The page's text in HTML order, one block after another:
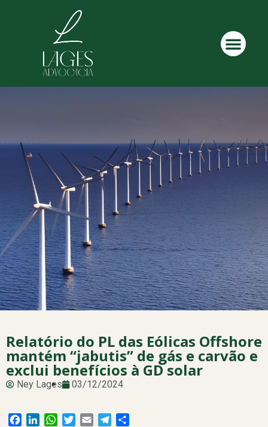
Relatório do PL das Eólicas Offshore
mantém “jabutis” de gás e carvão e
exclui benefícios à GD solar
Ney Lages 03/12/2024
Facebook
LinkedInWhatsApp
Twitter
Email Telegram